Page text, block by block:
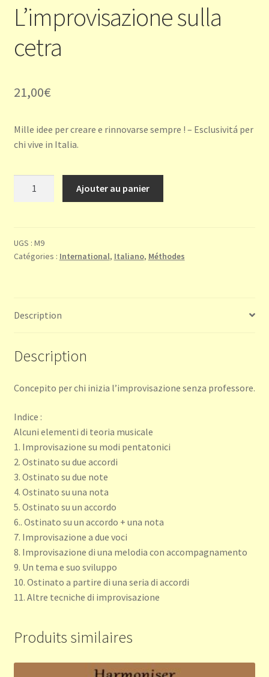
L’improvisazione sulla
cetra
21,00€
Mille idee per creare e rinnovarse sempre ! – Esclusivitá per
chi vive in Italia.
cetra
Ajouter au panier
UGS : M9
Catégories : International, Italiano, Méthodes
Description
Description
Concepito per chi inizia l’improvisazione senza professore.
Indice :
Alcuni elementi di teoria musicale
1. Improvisazione su modi pentatonici
2. Ostinato su due accordi
3. Ostinato su due note
4. Ostinato su una nota
5. Ostinato su un accordo
6.. Ostinato su un accordo + una nota
7. Improvisazione a due voci
8. Improvisazione di una melodia con accompagnamento
9. Un tema e suo sviluppo
10. Ostinato a partire di una seria di accordi
11. Altre tecniche di improvisazione
Produits similaires